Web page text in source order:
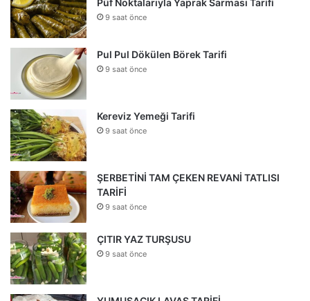
Püf Noktalarıyla Yaprak Sarması Tarifi
9 saat önce
Pul Pul Dökülen Börek Tarifi
9 saat önce
Kereviz Yemeği Tarifi
9 saat önce
ŞERBETİNİ TAM ÇEKEN REVANİ TATLISI
TARİFİ
9 saat önce
ÇITIR YAZ TURŞUSU
9 saat önce